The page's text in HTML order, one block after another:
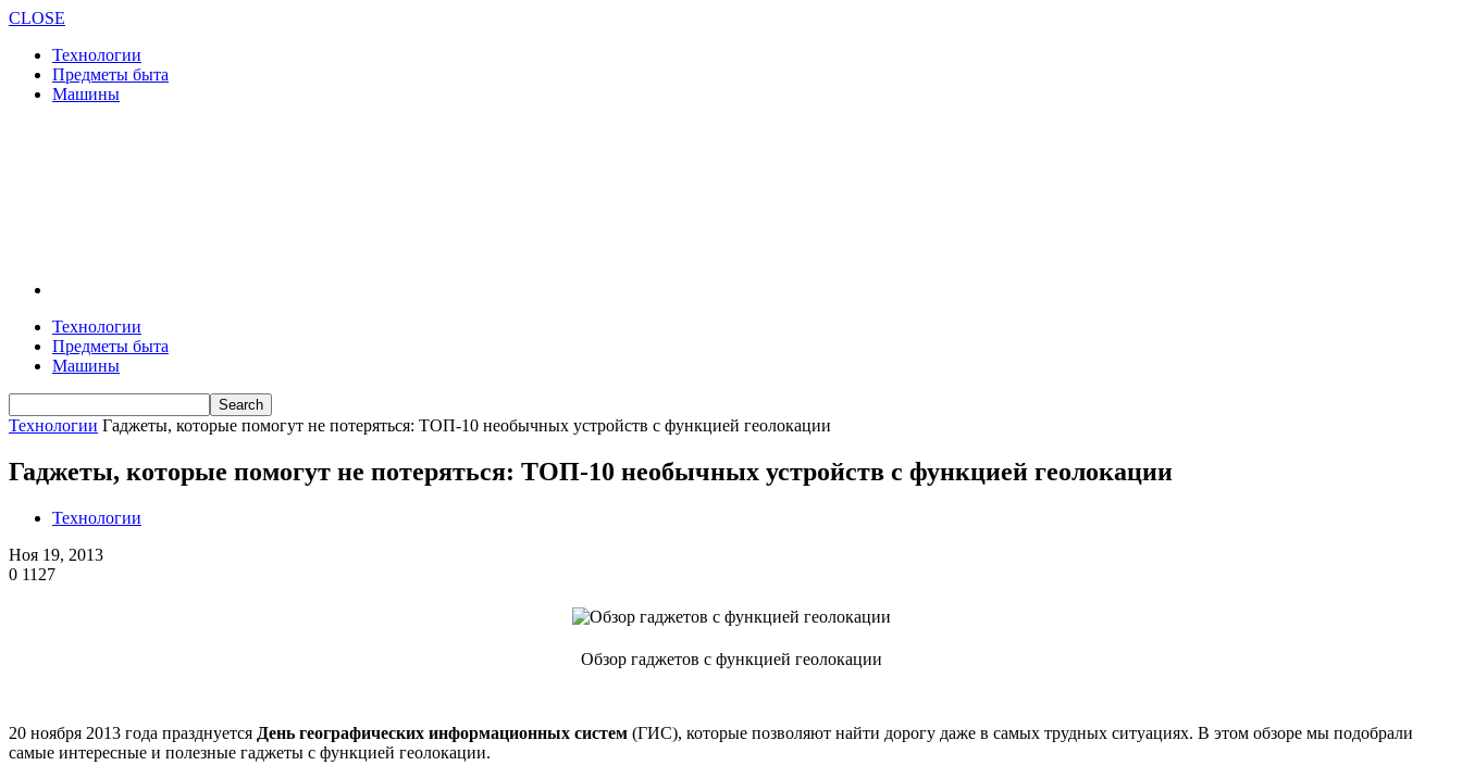
CLOSE
Технологии
Предметы быта
Машины
Технологии
Предметы быта
Машины
Технологии Гаджеты, которые помогут не потеряться: ТОП-10 необычных устройств с функцией геолокации
Гаджеты, которые помогут не потеряться: ТОП-10 необычных устройств с функцией геолокации
Технологии
Ноя 19, 2013
0 1127
Обзор гаджетов с функцией геолокации
20 ноября 2013 года празднуется День географических информационных систем (ГИС), которые позволяют найти дорогу даже в самых трудных ситуациях. В этом обзоре мы подобрали
самые интересные и полезные гаджеты с функцией геолокации.